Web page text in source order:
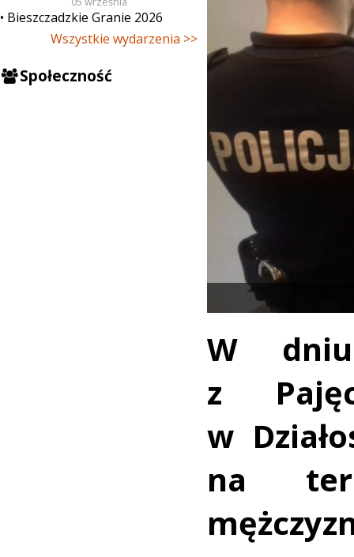
Bieszczadzkie Granie 2026
Wszystkie wydarzenia >>
Społeczność
W
z
w
na